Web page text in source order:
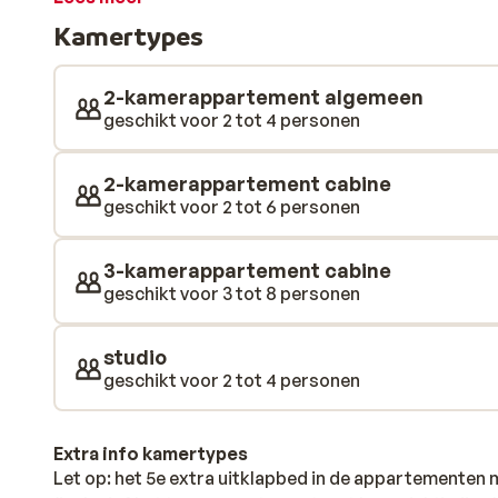
slechts 100 meter. Na een dag op de piste kun je
kinderen worden er ook regelmatig leuke
Valmeinier ligt op loopafstand. Hier vind je diverse
Heb je geen zin om 's avonds de deur nog uit te
restaurant waar je kunt genieten van een heerlijk
er een geweldige wintersport van te maken!
Kamertypes
2-kamerappartement algemeen
geschikt voor 2 tot 4 personen
2-kamerappartement cabine
geschikt voor 2 tot 6 personen
3-kamerappartement cabine
geschikt voor 3 tot 8 personen
studio
geschikt voor 2 tot 4 personen
Extra info kamertypes
Let op: het 5e extra uitklapbed in de appartementen